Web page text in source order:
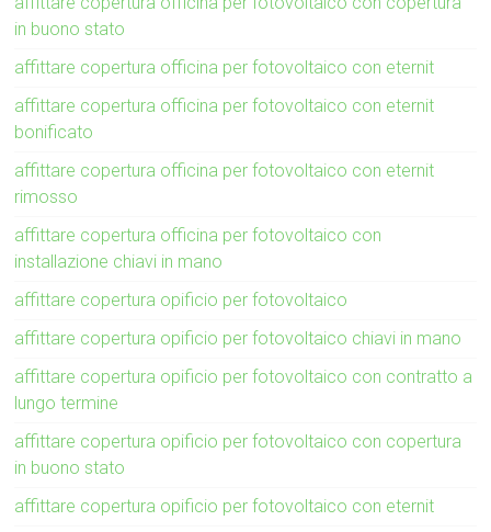
in buono stato
affittare copertura officina per fotovoltaico con eternit
affittare copertura officina per fotovoltaico con eternit
bonificato
affittare copertura officina per fotovoltaico con eternit
rimosso
affittare copertura officina per fotovoltaico con
installazione chiavi in mano
affittare copertura opificio per fotovoltaico
affittare copertura opificio per fotovoltaico chiavi in mano
affittare copertura opificio per fotovoltaico con contratto a
lungo termine
affittare copertura opificio per fotovoltaico con copertura
in buono stato
affittare copertura opificio per fotovoltaico con eternit